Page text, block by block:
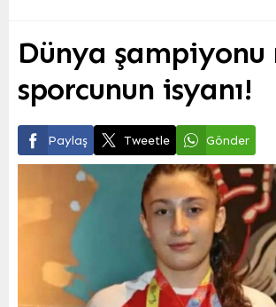
Dünya
sporcunun isyanı!
Paylaş Tweetle Gönder